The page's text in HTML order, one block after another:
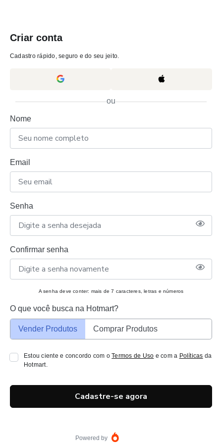
Criar conta
Cadastro rápido, seguro e do seu jeito.
ou
Nome
Email
Senha
Confirmar senha
A senha deve conter: mais de 7 caracteres, letras e números
O que você busca na Hotmart?
Vender Produtos Comprar Produtos
Estou ciente e concordo com oTermos de Uso e com a Políticas da
Hotmart.
Cadastre-se agora
Powered by